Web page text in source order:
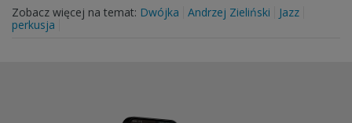
Zobacz więcej na temat: Dwójka Andrzej Zieliński
Jazz
perkusja